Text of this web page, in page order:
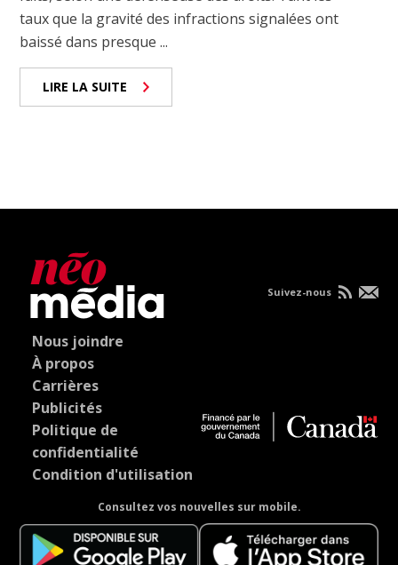
taux que la gravité des infractions signalées ont
baissé dans presque ...
LIRE LA SUITE
Nous joindre
À propos
Carrières
Publicités
Politique de
confidentialité
Condition d'utilisation
Consultez vos nouvelles sur mobile.
Suivez-nous